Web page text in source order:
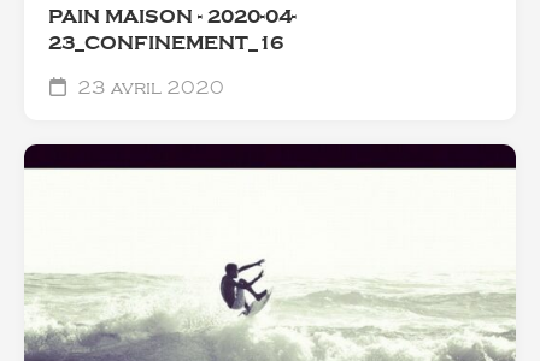
PAIN MAISON - 2020-04-
23_CONFINEMENT_16
23 avril 2020